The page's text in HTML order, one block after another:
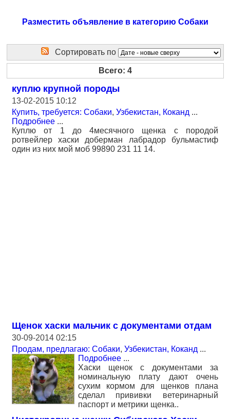
Разместить объявление в категорию Собаки
Сортировать по
Всего: 4
куплю крупной породы
13-02-2015 10:12
Купить, требуется: Собаки, Узбекистан, Коканд ...
Подробнее ...
Куплю от 1 до 4месячного щенка с породой
ротвейлер хаски доберман лабрадор бульмастиф
один из них мой моб 99890 231 11 14.
Щенок хаски мальчик с документами отдам
30-09-2014 02:15
Продам, предлагаю: Собаки, Узбекистан, Коканд ...
Подробнее ...
Хаски щенок с документами за
номинальную плату дают очень
сухим кормом для щенков плана
сделал прививки ветеринарный
паспорт и метрики щенка..